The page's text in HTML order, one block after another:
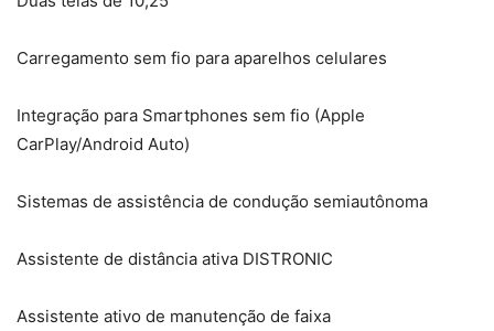
Carregamento sem fio para aparelhos celulares
Integração para Smartphones sem fio (Apple
CarPlay/Android Auto)
Sistemas de assistência de condução semiautônoma
Assistente de distância ativa DISTRONIC
Assistente ativo de manutenção de faixa